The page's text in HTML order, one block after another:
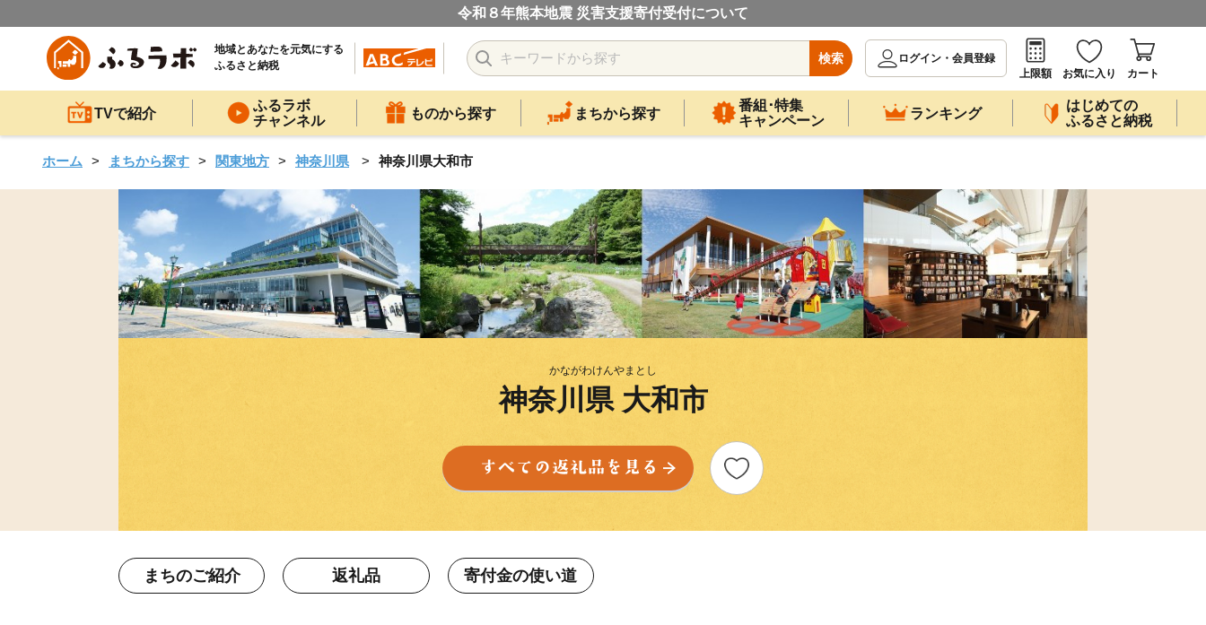
令和８年熊本地震 災害支援寄付受付について
地域とあなたを元気にする
ふるさと納税
検索
ログイン・会員登録
上限額
お気に入り カート
TVで紹介
ふるラボ
チャンネル
ものから探す まちから探す
番組･特集
キャンペーン
ランキング
はじめての
ふるさと納税
ホーム まちから探す 関東地方 神奈川県 神奈川県大和市
かながわけんやまとし
神奈川県 大和市
まちのご紹介 返礼品 寄付金の使い道